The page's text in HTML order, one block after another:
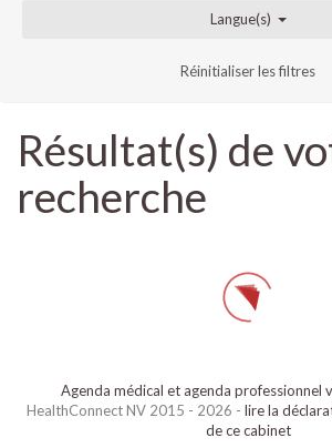
Langue(s)
Réinitialiser les filtres
Résultat(s) de
recherche
Agenda médical et agenda professionnel
HealthConnect NV 2015 - 2026 - lire la
de ce cabinet